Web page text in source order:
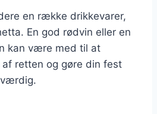
en række drikkevarer,
En god rødvin eller en
kan være med til at
retten og gøre din fest